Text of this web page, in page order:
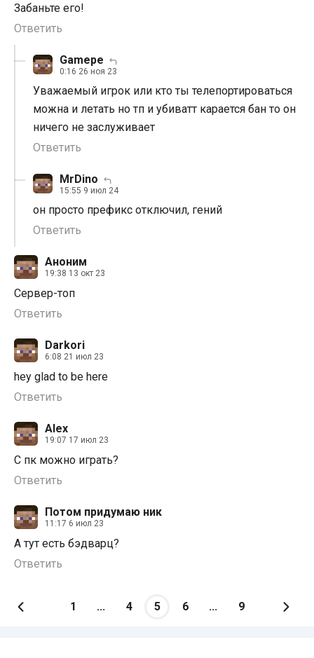
Забаньте его!
Ответить
Gamepe
0:16 26 ноя 23
Уважаемый игрок или кто ты телепортироваться
можна и летать но тп и убиватт карается бан то он
ничего не заслуживает
Ответить
MrDino
15:55 9 июл 24
он просто префикс отключил, гений
Ответить
Аноним
19:38 13 окт 23
Сервер-топ
Ответить
Darkori
6:08 21 июл 23
hey glad to be here
Ответить
Alex
19:07 17 июл 23
С пк можно играть?
Ответить
Потом придумаю ник
11:17 6 июл 23
А тут есть бэдварц?
Ответить
1 ... 4 5 6 ... 9